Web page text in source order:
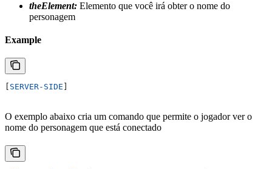
theElement: Elemento que você irá obter o nome do
personagem
Example
SERVER-SIDE
O exemplo abaixo cria um comando que permite o jogador ver o
nome do personagem que está conectado